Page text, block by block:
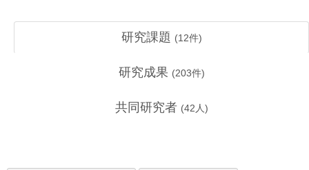
研究課題 (12件)
研究成果 (203件)
共同研究者 (42 人)